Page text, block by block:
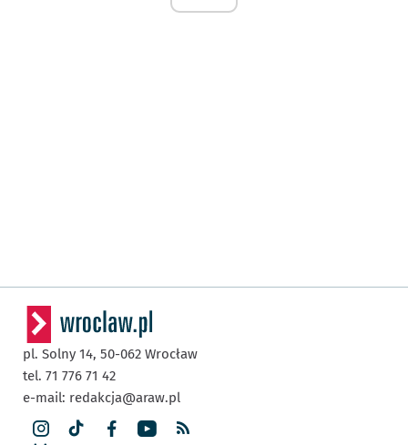
pl. Solny 14, 50-062 Wrocław
tel. 71 776 71 42
e-mail: redakcja@araw.pl